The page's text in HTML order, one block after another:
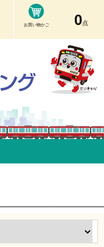
お買い物かご 0点